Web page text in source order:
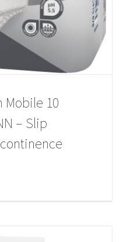
Mobile 10
– Slip